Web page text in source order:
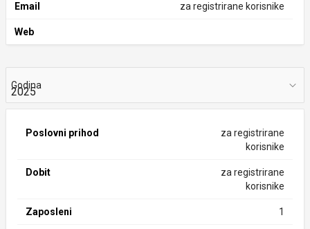
Email za registrirane korisnike
Web
Godina
Poslovni prihod
za registrirane
korisnike
Dobit
za registrirane
korisnike
Zaposleni 1